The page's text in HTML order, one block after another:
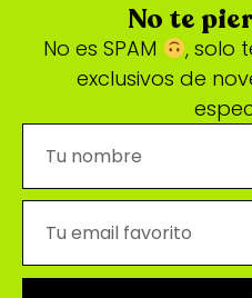
No te
No es SPAM
, solo
exclusivos de